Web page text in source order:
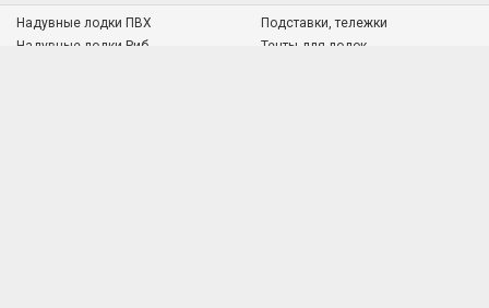
Надувные лодки ПВХ
Надувные лодки Риб
Подставки, тележки
Тенты для лодок